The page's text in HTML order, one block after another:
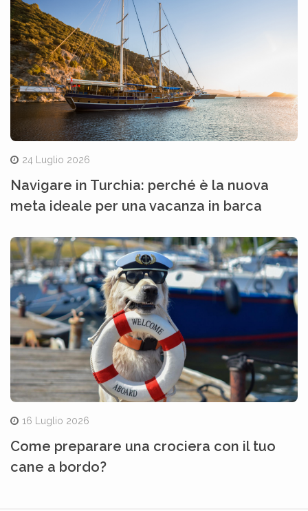
24 Luglio 2026
Navigare in Turchia: perché è la nuova
meta ideale per una vacanza in barca
16 Luglio 2026
Come preparare una crociera con il tuo
cane a bordo?